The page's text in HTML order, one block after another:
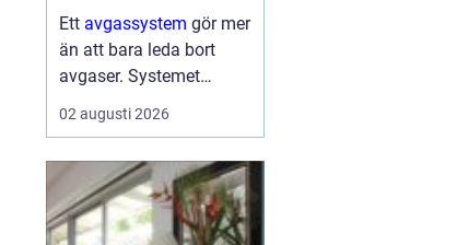
bilägare
Ett avgassystem gör mer
än att bara leda bort
avgaser. Systemet
dämpar ljud, minskar
skadliga utsläpp och
passagerare. När
avgassystemet fungerar
som det ...
02 augusti 2026